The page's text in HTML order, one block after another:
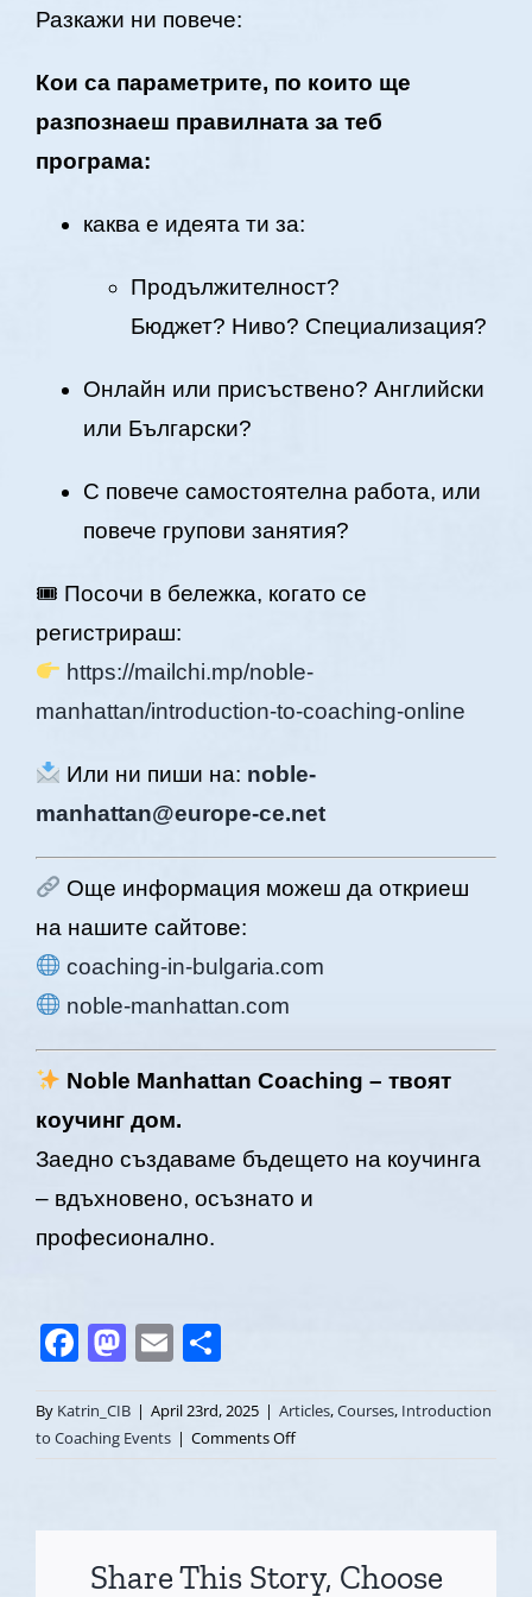
Разкажи ни повече:
Кои са параметрите, по които ще
разпознаеш правилната за теб
програма:
каква е идеята ти за:
Продължителност?
Бюджет? Ниво? Специализация?
Онлайн или присъствено? Английски
или Български?
С повече самостоятелна работа, или
повече групови занятия?
🎟 Посочи в бележка, когато се
регистрираш:
https://mailchi.mp/noble-
manhattan/introduction-to-coaching-online
Или ни пиши на: noble-
manhattan@europe-ce.net
Още информация можеш да откриеш
на нашите сайтове:
coaching-in-bulgaria.com
noble-manhattan.com
Noble Manhattan Coaching – твоят
коучинг дом.
Заедно създаваме бъдещето на коучинга
– вдъхновено, осъзнато и
професионално.
Facebook
Mastodon
Email
By Katrin_CIB | April 23rd, 2025 | Articles,Courses, Introduction
to Coaching Events | Comments Offon
твоето
Share This Story, Choose